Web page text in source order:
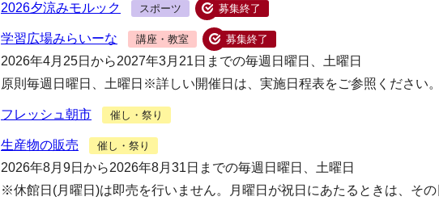
2026夕涼みモルック スポーツ 募集終了
学習広場みらいーな 講座・教室 募集終了
2026年4月25日から2027年3月21日までの毎週日曜日、土曜日
原則毎週日曜日、土曜日※詳しい開催日は、実施日程表をご参照ください
フレッシュ朝市 催し・祭り
生産物の販売 催し・祭り
2026年8月9日から2026年8月31日までの毎週日曜日、土曜日
※休館日(月曜日)は即売を行いません。月曜日が祝日にあたるときは、そ